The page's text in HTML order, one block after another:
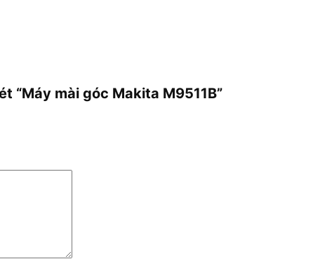
“Máy mài góc Makita M9511B”